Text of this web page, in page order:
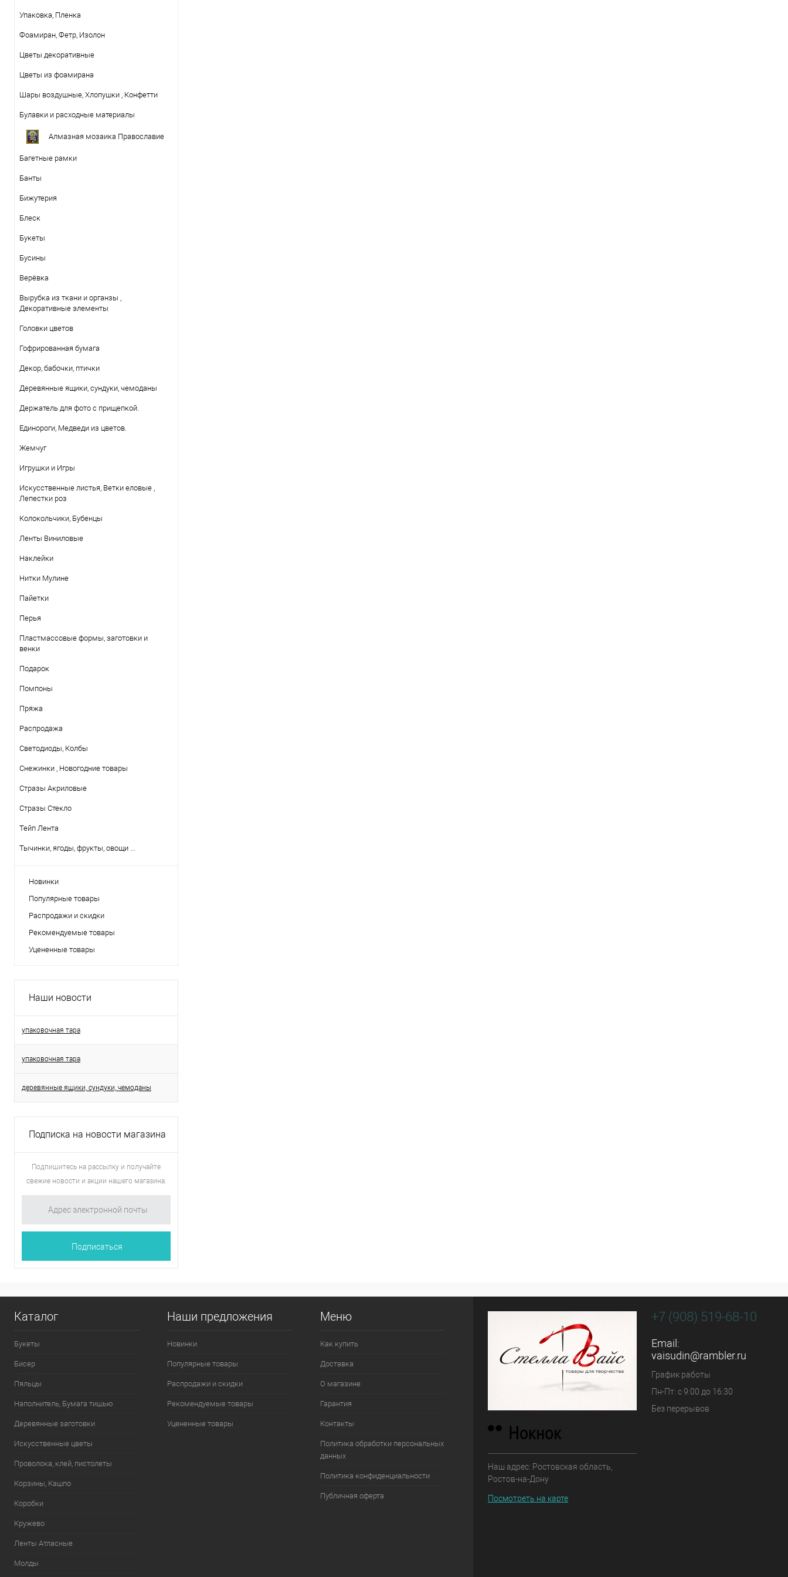
Упаковка, Пленка
Фоамиран, Фетр, Изолон
Цветы декоративные
Цветы из фоамирана
Шары воздушные, Хлопушки , Конфетти
Булавки и расходные материалы
Алмазная мозаика Православие
Багетные рамки
Банты
Бижутерия
Блеск
Букеты
Бусины
Верёвка
Вырубка из ткани и органзы ,
Декоративные элементы
Головки цветов
Гофрированная бумага
Декор, бабочки, птички
Деревянные ящики, сундуки, чемоданы
Держатель для фото с прищепкой.
Единороги, Медведи из цветов.
Жемчуг
Игрушки и Игры
Искусственные листья, Ветки еловые ,
Лепестки роз
Колокольчики, Бубенцы
Ленты Виниловые
Наклейки
Нитки Mулине
Пайетки
Перья
Пластмассовые формы, заготовки и
венки
Подарок
Помпоны
Пряжа
Распродажа
Светодиоды, Колбы
Снежинки , Новогодние товары
Стразы Акриловые
Стразы Стекло
Тейп Лента
Тычинки, ягоды, фрукты, овощи ...
Новинки
Популярные товары
Распродажи и скидки
Рекомендуемые товары
Уцененные товары
Наши новости
упаковочная тара
упаковочная тара
деревянные ящики, сундуки, чемоданы
Подписка на новости магазина
Подпишитесь на рассылку и получайте
свежие новости и акции нашего магазина.
Каталог
Букеты
Бисер
Пяльцы
Наполнитель, Бумага тишью
Деревянные заготовки
Искусственные цветы
Проволока, клей, пистолеты
Корзины, Кашпо
Коробки
Кружево
Ленты Атласные
Молды
Наши предложения
Новинки
Популярные товары
Распродажи и скидки
Рекомендуемые товары
Уцененные товары
Меню
Как купить
Доставка
О магазине
Гарантия
Контакты
Политика обработки персональных
данных
Политика конфиденциальности
Публичная оферта
Наш адрес: Ростовская область,
Ростов-на-Дону
Посмотреть на карте
+7 (908) 519-68-10
Email:
vaisudin@rambler.ru
График работы
Пн-Пт: с 9:00 до 16:30
Без перерывов